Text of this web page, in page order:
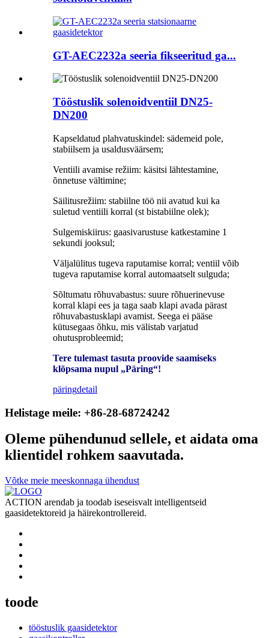
GT-AEC2232a seeria fikseeritud ga...
Tööstuslik solenoidventiil DN25-
DN200
Kapseldatud plahvatuskindel: sädemeid pole,
stabiilsem ja usaldusväärsem;
Ventiili avamise režiim: käsitsi lähtestamine,
õnnetuse vältimine;
Säilitusrežiim: stabiilne töö nii avatud kui ka
suletud ventiili korral (st bistabiilne olek);
Sulgemiskiirus: gaasivarustuse katkestamine 1
sekundi jooksul;
Väljalülitus tugeva raputamise korral; ventiil võib
tugeva raputamise korral automaatselt sulguda;
Sõltumatu rõhuvabastus: suure rõhuerinevuse
korral klapi ees ja taga saab klapi avada pärast
rõhuvabastusklapi avamist. Seega ei pääse
kütusegaas õhku, mis välistab varjatud
ohutusprobleemid;
Tere tulemast tasuta proovide saamiseks
klõpsama nupul „Päring“!
päringdetail
Helistage meile: +86-28-68724242
Oleme pühendunud sellele, et aidata oma
klientidel rohkem saavutada.
Võtke meie meeskonnaga ühendust
ACTION arendab ja toodab iseseisvalt intelligentseid
gaasidetektoreid ja häirekontrollereid.
toode
tööstuslik gaasidetektor